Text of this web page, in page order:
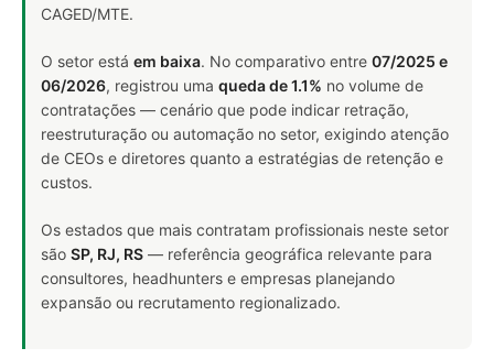
CAGED/MTE.
O setor está em baixa. No comparativo entre 07/2025 e
06/2026, registrou uma queda de 1.1% no volume de
contratações — cenário que pode indicar retração,
reestruturação ou automação no setor, exigindo atenção
de CEOs e diretores quanto a estratégias de retenção e
custos.
Os estados que mais contratam profissionais neste setor
são SP, RJ, RS — referência geográfica relevante para
consultores, headhunters e empresas planejando
expansão ou recrutamento regionalizado.